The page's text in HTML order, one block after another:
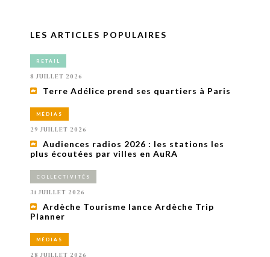
LES ARTICLES POPULAIRES
RETAIL
8 JUILLET 2026
Terre Adélice prend ses quartiers à Paris
MÉDIAS
29 JUILLET 2026
Audiences radios 2026 : les stations les
plus écoutées par villes en AuRA
COLLECTIVITÉS
31 JUILLET 2026
Ardèche Tourisme lance Ardèche Trip
Planner
MÉDIAS
28 JUILLET 2026